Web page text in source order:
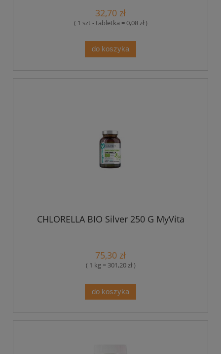
32,70 zł
( 1 szt - tabletka = 0,08 zł )
do koszyka
CHLORELLA BIO Silver 250 G MyVita
75,30 zł
( 1 kg = 301,20 zł )
do koszyka